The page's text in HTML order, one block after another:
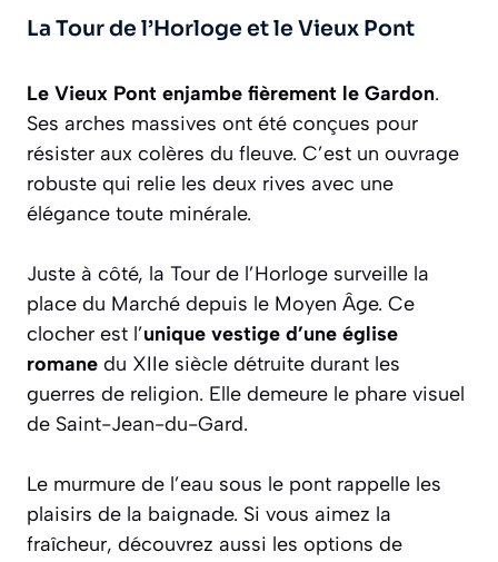
La Tour de l’Horloge et le Vieux Pont
Le Vieux Pont enjambe fièrement le Gardon.
Ses arches massives ont été conçues pour
résister aux colères du fleuve. C’est un ouvrage
robuste qui relie les deux rives avec une
élégance toute minérale.
Juste à côté, la Tour de l’Horloge surveille la
place du Marché depuis le Moyen Âge. Ce
clocher est l’unique vestige d’une église
romane du XIIe siècle détruite durant les
guerres de religion. Elle demeure le phare visuel
de Saint-Jean-du-Gard.
Le murmure de l’eau sous le pont rappelle les
plaisirs de la baignade. Si vous aimez la
fraîcheur, découvrez aussi les options de